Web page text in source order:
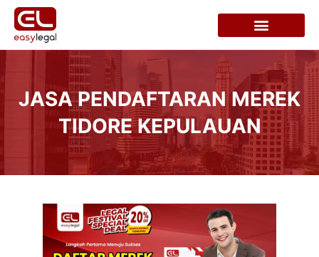
JASA PENDAFTARAN MEREK
TIDORE KEPULAUAN